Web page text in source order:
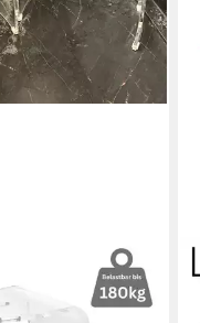
für die
Duschhocker